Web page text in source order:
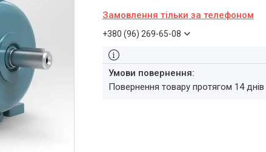
Замовлення тільки за телефоном
+380 (96) 269-65-08
повернення товару протягом 14 днів